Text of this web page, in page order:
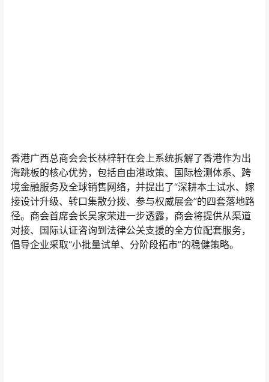
香港广西总商会会长林梓轩在会上系统拆解了香港作为出
海跳板的核心优势，包括自由港政策、国际检测体系、跨
境金融服务及全球销售网络，并提出了“深耕本土试水、嫁
接设计升级、转口集散分拨、参与权威展会”的四套落地路
径。商会首席会长吴家荣进一步透露，商会将提供从渠道
对接、国际认证咨询到法律公关支援的全方位配套服务，
倡导企业采取“小批量试单、分阶段拓市”的稳健策略。